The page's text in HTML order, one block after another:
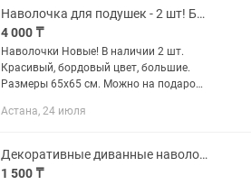
Наволочка для подушек - 2 шт! Большие! Новые!
4 000 ₸
Наволочки Новые! В наличии 2 шт.
Красивый, бордовый цвет, большие.
Размеры 65х65 см. Можно на подарок!
Заводской). Возможно доставка по
Астана, 24 июля
Декоративные диванные наволочки
1 500 ₸